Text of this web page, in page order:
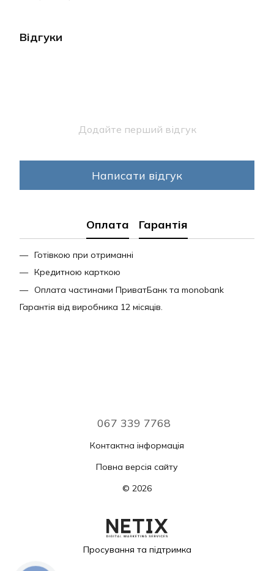
Відгуки
Додайте перший відгук
Написати відгук
Оплата Гарантія
Готівкою при отриманні
Кредитною карткою
Оплата частинами ПриватБанк та monobank
Гарантія від виробника 12 місяців.
067 339 7768
Контактна інформація
Повна версія сайту
© 2026
Просування та підтримка